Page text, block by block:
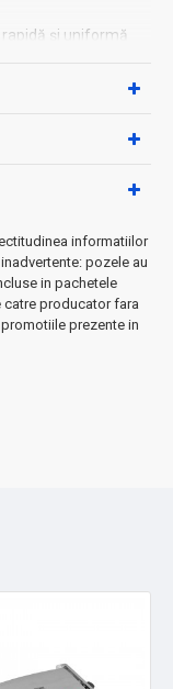
și uniformă
generoasă
total asupra
informatiilor
pozele au
in pachetele
producator fara
prezente in